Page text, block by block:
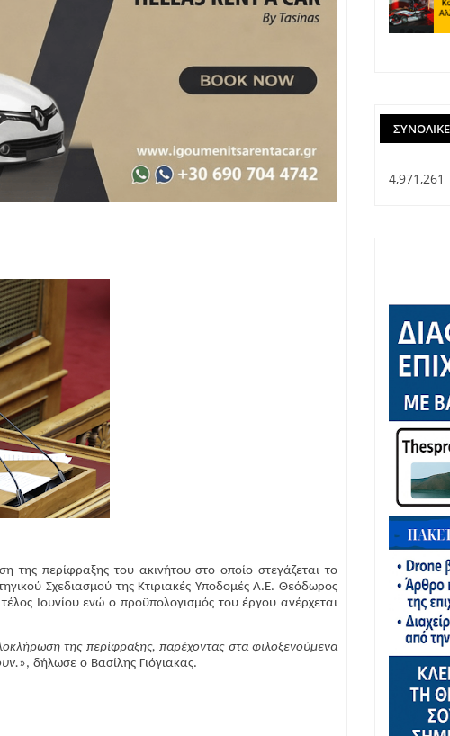
περίφραξης του ακινήτου στο οποίο στεγάζεται το
Σχεδιασμού της Κτιριακές Υποδομές Α.Ε. Θεόδωρος
Ιουνίου ενώ ο προϋπολογισμός του έργου ανέρχεται
της περίφραξης, παρέχοντας στα φιλοξενούμενα
», δήλωσε ο Βασίλης Γιόγιακας.
4,971,261